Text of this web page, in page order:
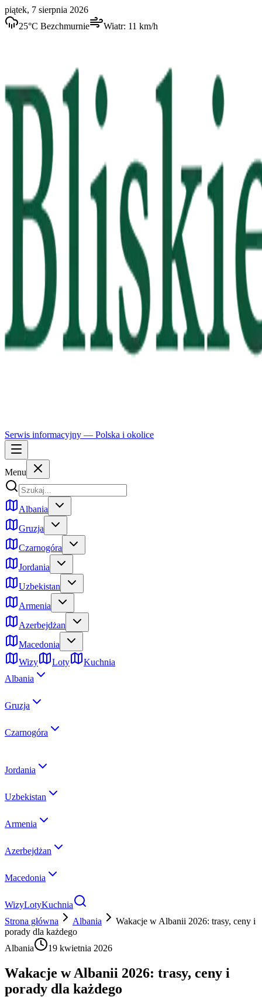
piątek, 7 sierpnia 2026
25°C Bezchmurnie Wiatr: 11 km/h
Serwis informacyjny — Polska i okolice
Menu
Albania
Gruzja
Czarnogóra
Jordania
Uzbekistan
Armenia
Azerbejdżan
Macedonia
Wizy
Loty
Kuchnia
Albania
Gruzja
Czarnogóra
Jordania
Uzbekistan
Armenia
Azerbejdżan
Macedonia
WizyLotyKuchnia
Strona główna
Albania
Wakacje w Albanii 2026: trasy, ceny i
porady dla każdego
Albania
19 kwietnia 2026
Wakacje w Albanii 2026: trasy, ceny i
porady dla każdego